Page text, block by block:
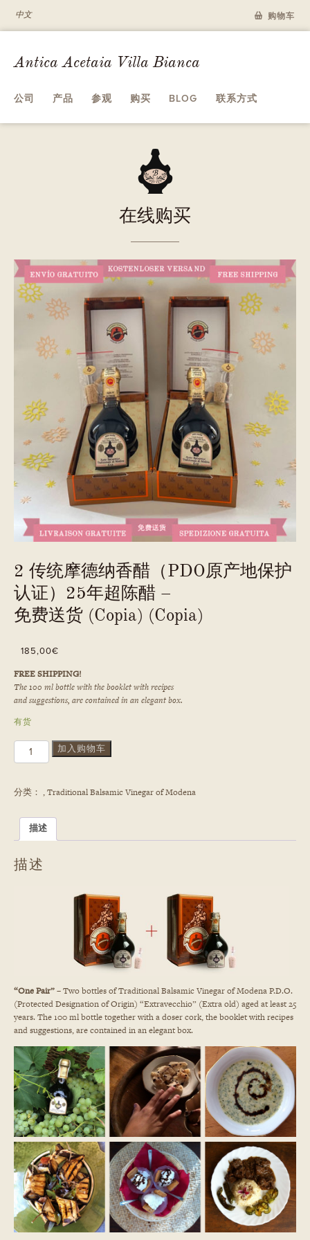
中文 购物车
Antica Acetaia Villa Bianca
公司 产品 参观 购买 BLOG 联系方式
A
在线购买
2 传统摩德纳香醋（PDO原产地保护
认证）25年超陈醋 –
免费送货 (Copia) (Copia)
185,00€
FREE SHIPPING!
The 100 ml bottle with the booklet with recipes
and suggestions, are contained in an elegant box.
有货
2
传
摩
德
醋
原
陈
醋
-
免
费
送
货
(Copia)
(Copia)
数
量
加入购物车
分类： ,Traditional Balsamic Vinegar of Modena
描述
描述
“One Pair”– Two bottles of Traditional Balsamic Vinegar of Modena P.D.O.
(Protected Designation of Origin) “Extravecchio” (Extra old) aged at least 25
years. The 100 ml bottle together with a doser cork, the booklet with recipes
and suggestions, are contained in an elegant box.